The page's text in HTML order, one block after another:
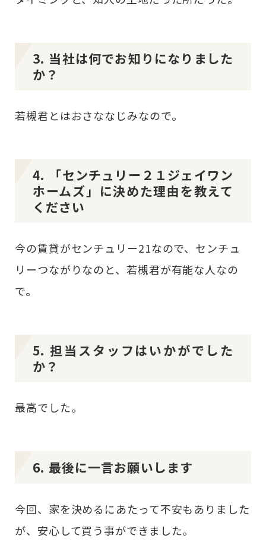
3. 当社は何でお知りになりました
か？
若槻君とはおさななじみなので。
4. 「センチュリー２１ジェイワン
ホームズ」に決めた理由を教えて
ください
今の賃貸がセンチュリー21なので、センチュ
リーつながりなのと、若槻君が有能な人なの
で。
5. 担当スタッフはいかがでした
か？
最高でした。
6. 最後に一言お願いします
今回、家を決めるにあたって不安もありました
が、安心して買う事ができました。